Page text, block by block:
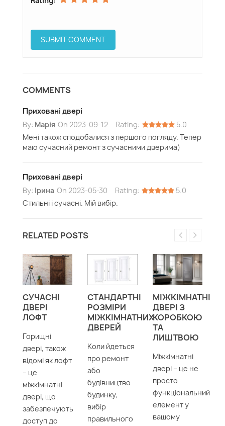
COMMENTS
Приховані двері
By: Марія On 2023-09-12 Rating:
5.0
Мені також сподобалися з першого погляду. Тепер
маю сучасний ремонт з сучасними дверима)
Приховані двері
By: Ірина On 2023-05-30 Rating:
5.0
Стильні і сучасні. Мій вибір.
RELATED POSTS
СУЧАСНІ
ДВЕРІ
ЛОФТ
Горищні
двері, також
відомі як лофт
– це
міжкімнатні
двері, що
забезпечують
доступ до
СТАНДАРТНІ
РОЗМІРИ
МІЖКІМНАТНИХ
ДВЕРЕЙ
Коли йдеться
про ремонт
або
будівництво
будинку,
вибір
правильного
МІЖКІМНАТНІ
ДВЕРІ З
КОРОБКОЮ
ТА
ЛИШТВОЮ
Міжкімнатні
двері – це не
просто
функціональний
елемент у
вашому